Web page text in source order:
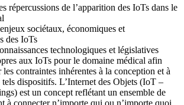
répercussions de l’apparition des IoTs dans le
sociétaux, économiques et
des IoTs
technologiques et législatives
aux IoTs pour le domaine médical afin
les contraintes inhérentes à la conception et à
dispositifs. L’Internet des Objets (IoT –
est un concept reflétant un ensemble de
à connecter n’importe qui ou n’importe quoi,